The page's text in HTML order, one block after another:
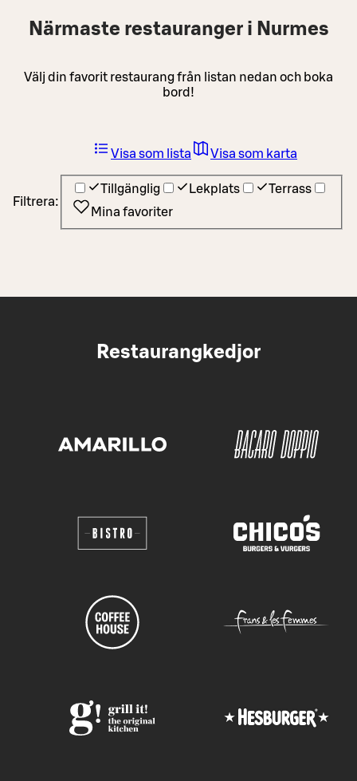
Närmaste restauranger i Nurmes
Välj din favorit restaurang från listan nedan och boka
bord!
Filtrera:
Tillgänglig Lekplats
Terrass
Mina favoriter
Visa som lista Visa som karta
Restaurangkedjor